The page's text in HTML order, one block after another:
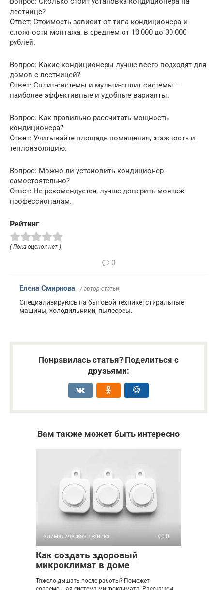
лестнице?
Ответ: Стоимость зависит от типа кондиционера и
сложности монтажа, в среднем от 10 000 до 30 000
рублей.
Вопрос: Какие кондиционеры лучше всего подходят для
домов с лестницей?
Ответ: Сплит-системы и мульти-сплит системы –
наиболее эффективные и удобные варианты.
Вопрос: Как правильно рассчитать мощность
кондиционера?
Ответ: Учитывайте площадь помещения, этажность и
теплоизоляцию.
Вопрос: Можно ли установить кондиционер
самостоятельно?
Ответ: Не рекомендуется, лучше доверить монтаж
профессионалам.
Рейтинг
( Пока оценок нет )
0
Елена Смирнова / автор статьи
Специализируюсь на бытовой технике: стиральные
машины, холодильники, пылесосы.
Понравилась статья? Поделиться с
друзьями:
Вам также может быть интересно
Климатическая техника 0
Как создать здоровый
микроклимат в доме
Тяжело дышать после работы? Поможет
современная система микроклимата. Расскажем,